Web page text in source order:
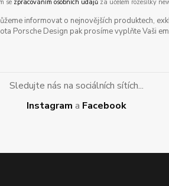
se zpracováním osobních údajůza účelem rozesílky
informovat o nejnovějších produktech,
Porsche Design pak prosíme vyplňte Vaši
Sledujte nás na sociálních sítích...
Instagram a Facebook